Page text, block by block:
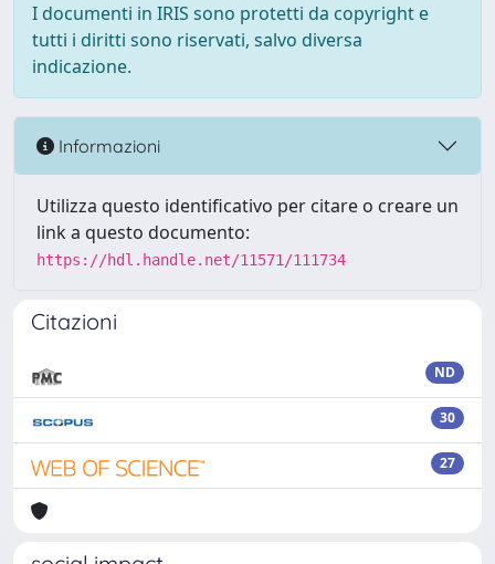
I documenti in IRIS sono protetti da copyright e
tutti i diritti sono riservati, salvo diversa
indicazione.
Informazioni
Utilizza questo identificativo per citare o creare un
link a questo documento:
https://hdl.handle.net/11571/111734
Citazioni
ND
30
27